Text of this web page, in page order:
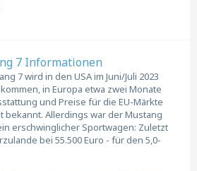
7 Informationen
7 wird in den USA im Juni/Juli 2023
in Europa etwa zwei Monate
und Preise für die EU-Märkte
bekannt. Allerdings war der Mustang
erschwinglicher Sportwagen: Zuletzt
bei 55.500 Euro - für den 5,0-